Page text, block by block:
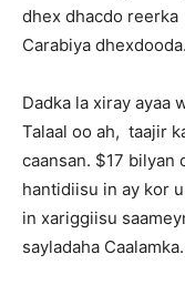
dhex dhacdo
Carabiya dhexdooda.
Dadka la xiray ayaa
Talaal oo ah, taajir
caansan. $17 bilyan
hantidiisu in ay kor
in xariggiisu
sayladaha Caalamka.